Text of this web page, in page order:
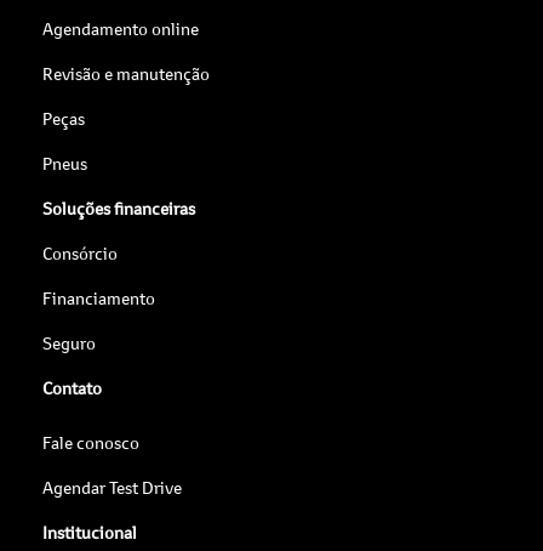
Revisão e manutenção
Peças
Pneus
Soluções financeiras
Consórcio
Financiamento
Seguro
Contato
Fale conosco
Agendar Test Drive
Institucional
Por que comprar na Saga